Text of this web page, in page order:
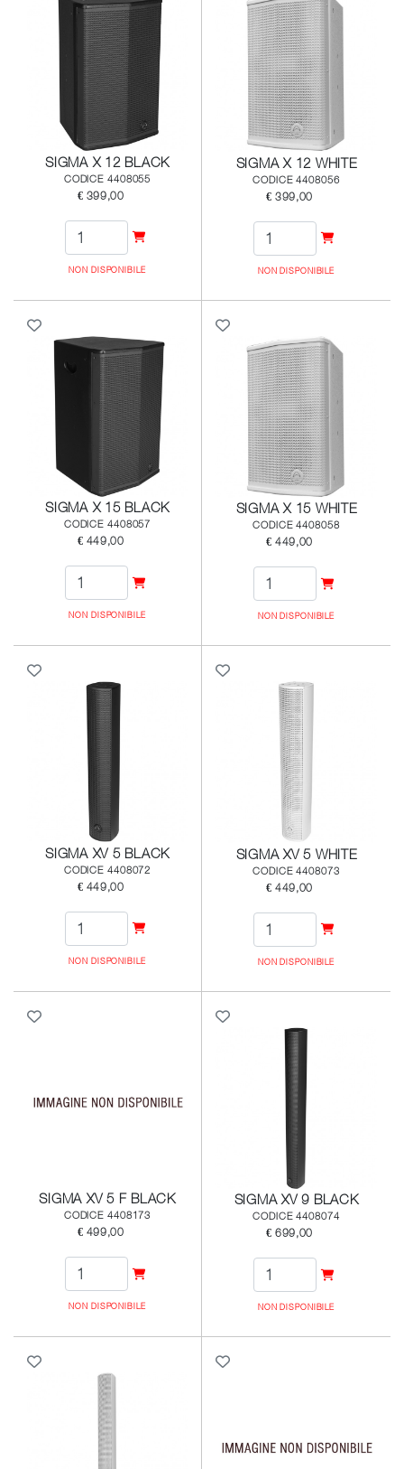
SIGMA X 12 BLACK
CODICE 4408055
€ 399,00
NON DISPONIBILE
SIGMA X 12 WHITE
CODICE 4408056
€ 399,00
NON DISPONIBILE
SIGMA X 15 BLACK
CODICE 4408057
€ 449,00
NON DISPONIBILE
SIGMA X 15 WHITE
CODICE 4408058
€ 449,00
NON DISPONIBILE
SIGMA XV 5 BLACK
CODICE 4408072
€ 449,00
NON DISPONIBILE
SIGMA XV 5 WHITE
CODICE 4408073
€ 449,00
NON DISPONIBILE
SIGMA XV 5 F BLACK
CODICE 4408173
€ 499,00
NON DISPONIBILE
SIGMA XV 9 BLACK
CODICE 4408074
€ 699,00
NON DISPONIBILE